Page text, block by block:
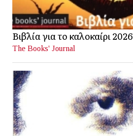
Βιβλία για το καλοκαίρι 2026
The Books' Journal